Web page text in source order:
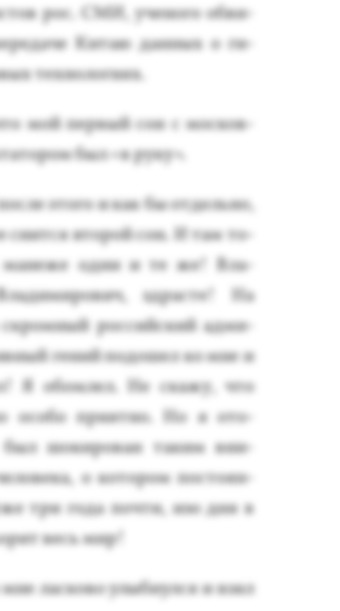
рос. СМИ, уче­ного об­ви­
Ки­таю дан­ных о ги­
тех­но­логи­ях.
мой пер­вый сон с мос­ков­
был «в ру­ку».
это­го и как бы от­дель­но,
снит­ся вто­рой сон. И там то­
од­ни и те же! Вла­
здрас­те! На
скром­ный рос­сий­ский ад­ми­
ге­ний по­дошел ко мне и
Я обом­лел. Не ска­жу, что
осо­бо при­ят­но. Но я ото­
шо­киро­ван та­ким вни­
о ко­тором пос­то­ян­
три го­да поч­ти, изо дня в
весь мир!
лас­ко­во улыб­нулся и взял